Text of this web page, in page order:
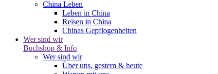
China Leben
Leben in China
Reisen in China
Chinas Gepflogenheiten
Wer sind wir
Buchshop & Info
Wer sind wir
Über uns, gestern & heute